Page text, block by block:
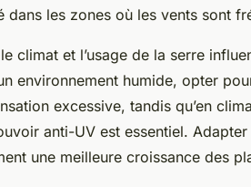
dans les zones où les vents sont
climat et l’usage de la serre
environnement humide, opter
excessive, tandis qu’en
anti-UV est essentiel.
une meilleure croissance des